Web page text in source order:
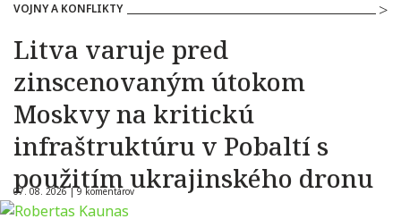
VOJNY A KONFLIKTY
Litva varuje pred
zinscenovaným útokom
Moskvy na kritickú
infraštruktúru v Pobaltí s
použitím ukrajinského dronu
07. 08. 2026 |9 komentárov